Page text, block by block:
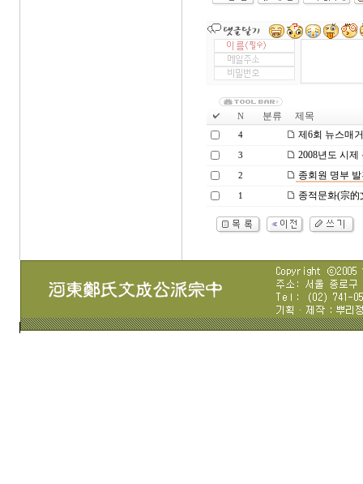
N 분류 제목
4 제6회 뉴스매
3 2008년도 시제
2 종회원 명부
1 종적문화(宗的